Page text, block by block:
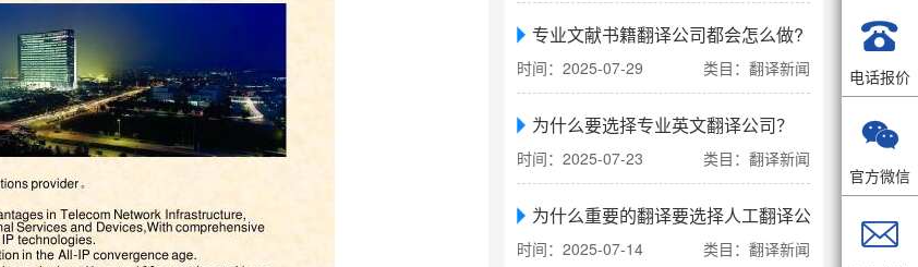
专业文献书籍翻译公司都会怎么做?
时间：2025-07-29 类目：翻译新闻
为什么要选择专业英文翻译公司？
时间：2025-07-23 类目：翻译新闻
为什么重要的翻译要选择人工翻译公司
时间：2025-07-14 类目：翻译新闻

电话报价

官方微信
